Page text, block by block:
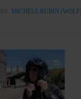
BY MICHELE RUBIN